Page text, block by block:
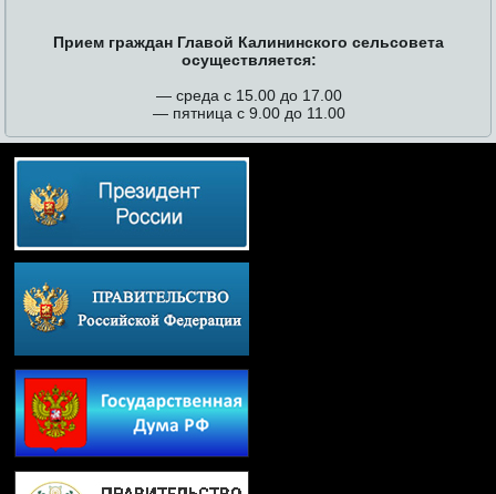
Прием граждан Главой Калининского сельсовета
осуществляется:
— среда с 15.00 до 17.00
— пятница с 9.00 до 11.00